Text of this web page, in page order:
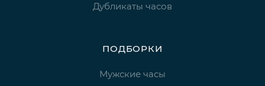
Дубликаты часов
ПОДБОРКИ
Мужские часы